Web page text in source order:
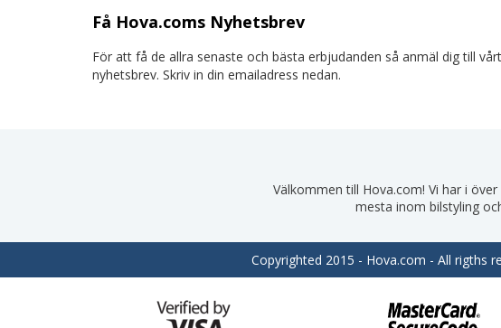
Få Hova.coms Nyhetsbrev
För att få de allra senaste och bästa erbjudanden så anmäl dig till vårt
nyhetsbrev. Skriv in din emailadress nedan.
Välkommen till Hova.com! Vi har i
mesta inom bilstyling
Copyrighted 2015 - Hova.com - All rigths